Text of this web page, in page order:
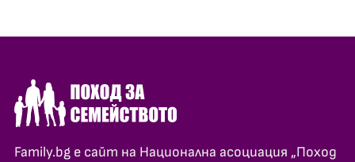
Family.bg е сайт на Национална асоциация „Поход